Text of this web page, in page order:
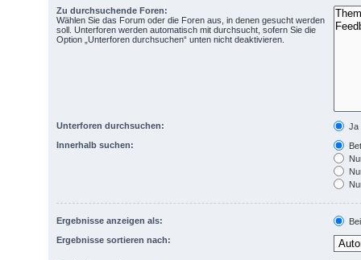
Zu durchsuchende Foren:
Wählen Sie das Forum oder die Foren aus, in denen gesucht werden
soll. Unterforen werden automatisch mit durchsucht, sofern Sie die
Option „Unterforen durchsuchen“ unten nicht deaktivieren.
Unterforen durchsuchen:
Ja
Innerhalb suchen:
Ergebnisse anzeigen als:
Ergebnisse sortieren nach: